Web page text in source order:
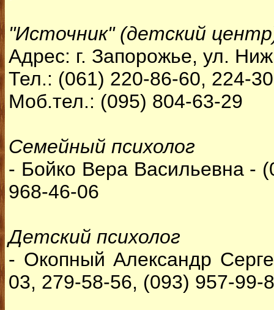
"Источник" (детский
Адрес: г. Запорожье, ул.
Тел.: (061) 220-86-60, 224-
Моб.тел.: (095) 804-63-29
Семейный психолог
- Бойко Вера Васильевна -
968-46-06
Детский психолог
- Окопный Александр
03, 279-58-56, (093) 957-99-